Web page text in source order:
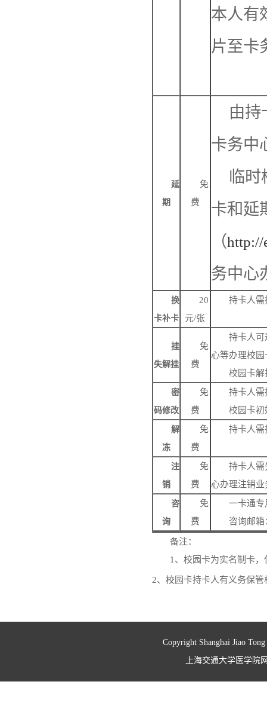
本人有
片至卡
延
期
免
费
由持
卡务中
临时
卡和延
（http://
务中心
换
卡补卡
20
元/张
持卡人需
挂
失解挂
免
费
持卡人可
心等办理校
校园卡解
密
码修改
免
费
持卡人需
校园卡初
解
冻
免
费
持卡人需
注
销
免
费
持卡人需
心办理注销
咨
询
免
费
一卡通专
咨询邮箱
备注：
1、校园卡为实名制卡
2、校园卡持卡人有义务保
Copyright Shanghai Jiao
上海交通大学医学院